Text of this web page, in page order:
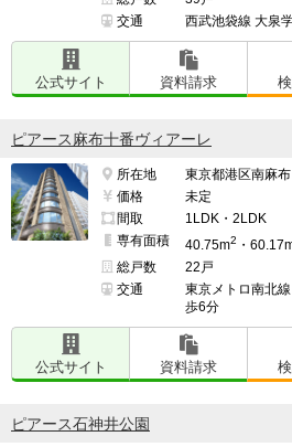
交通
西武池袋線 大泉
公式サイト 資料請求
ピアース麻布十番ヴィアーレ
所在地
東京都港区南麻
価格
未定
間取
1LDK・2LDK
専有面積
40.75m2 ・
総戸数
22戸
交通
東京メトロ南北
歩6分
公式サイト 資料請求
ピアース石神井公園